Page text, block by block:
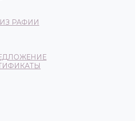
РАФИИ